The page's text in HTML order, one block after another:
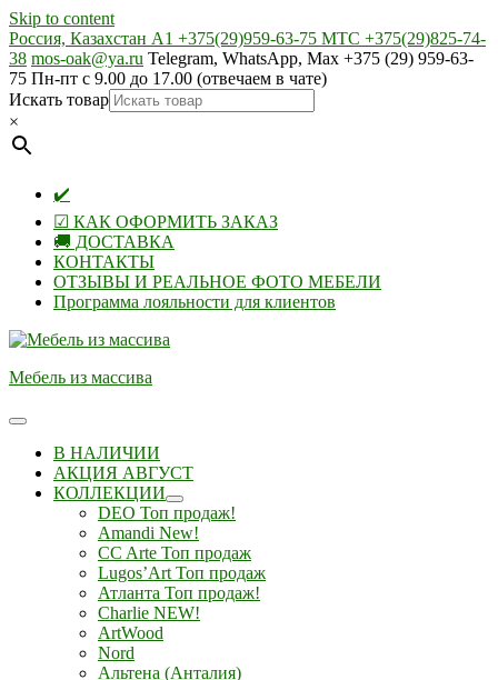
Skip to content
Россия, Казахстан А1 +375(29)959-63-75 МТС +375(29)825-74-
38 mos-oak@ya.ru Telegram, WhatsApp, Max +375 (29) 959-63-
75 Пн-пт с 9.00 до 17.00 (отвечаем в чате)
Искать товар
×
✔️
☑ КАК ОФОРМИТЬ ЗАКАЗ
🚚 ДОСТАВКА
КОНТАКТЫ
ОТЗЫВЫ И РЕАЛЬНОЕ ФОТО МЕБЕЛИ
Программа лояльности для клиентов
Мебель из массива
В НАЛИЧИИ
АКЦИЯ АВГУСТ
КОЛЛЕКЦИИ
DEO Топ продаж!
Amandi New!
CC Arte Топ продаж
Lugos’Art Топ продаж
Атланта Топ продаж!
Charlie NEW!
ArtWood
Nord
Альтена (Анталия)